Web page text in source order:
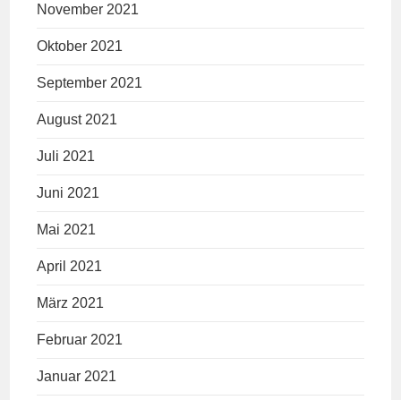
November 2021
Oktober 2021
September 2021
August 2021
Juli 2021
Juni 2021
Mai 2021
April 2021
März 2021
Februar 2021
Januar 2021